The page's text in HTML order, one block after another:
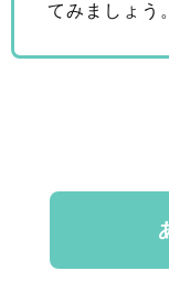
てみましょう。